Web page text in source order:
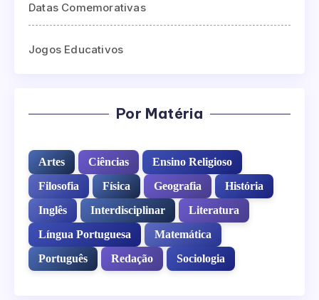
Datas Comemorativas
Jogos Educativos
Por Matéria
Artes Ciências
Ensino Religioso
Filosofia
Física Geografia
História
Inglês
Interdisciplinar
Literatura
Língua Portuguesa
Matemática
Português
Redação Sociologia